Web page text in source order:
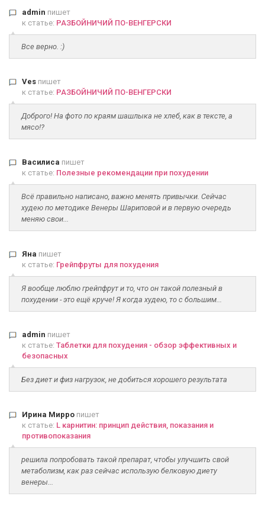
admin пишет
к статье: РАЗБОЙНИЧИЙ ПО-ВЕНГЕРСКИ
Все верно. :)
Ves пишет
к статье: РАЗБОЙНИЧИЙ ПО-ВЕНГЕРСКИ
Доброго! На фото по краям шашлыка не хлеб, как в тексте, а
мясо!?
Василиса пишет
к статье: Полезные рекомендации при похудении
Всё правильно написано, важно менять привычки. Сейчас
худею по методике Венеры Шариповой и в первую очередь
меняю свои...
Яна пишет
к статье: Грейпфруты для похудения
Я вообще люблю грейпфрут и то, что он такой полезный в
похудении - это ещё круче! Я когда худею, то с большим...
admin пишет
к статье: Таблетки для похудения - обзор эффективных и
безопасных
Без диет и физ нагрузок, не добиться хорошего результата
Ирина Мирро пишет
к статье: L карнитин: принцип действия, показания и
противопоказания
решила попробовать такой препарат, чтобы улучшить свой
метаболизм, как раз сейчас использую белковую диету
венеры...